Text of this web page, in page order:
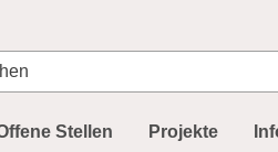
Stellen Projekte